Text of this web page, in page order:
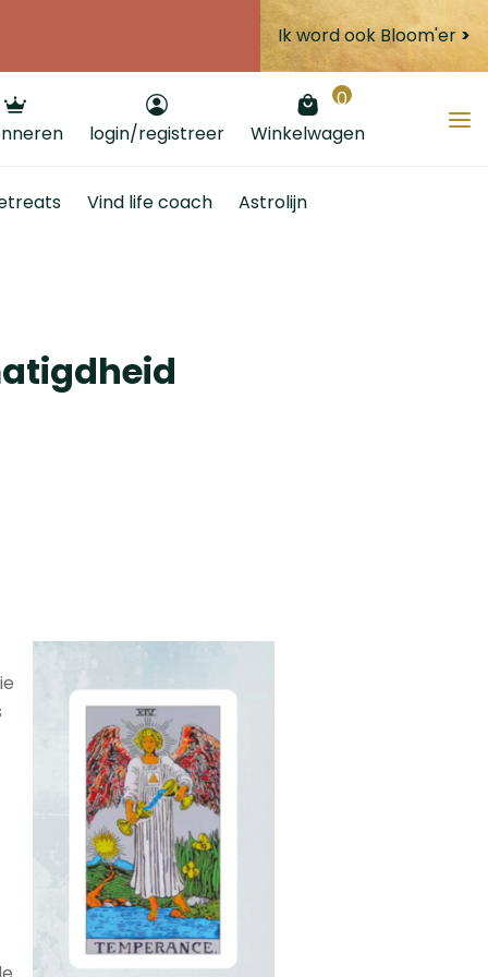
Ik word ook Bloom'er >
login/registreer Winkelwagen
0
Vind life coach Astrolijn